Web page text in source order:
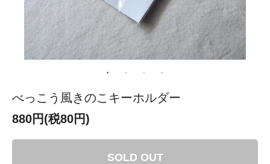
べっこう風きのこキーホルダー
880円(税80円)
SOLD OUT